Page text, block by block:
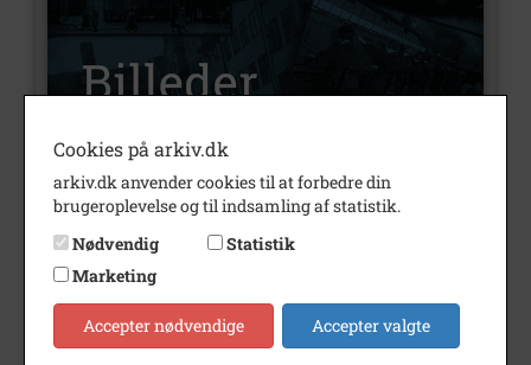
Nummer
B2671
Type
Billeder
Beskrivelse
2 fotos, der viser bånd på
facader
Cookies på arkiv.dk
arkiv.dk anvender cookies til at forbedre din
brugeroplevelse og til indsamling af statistik.
Nødvendig
Statistik
Marketing
Accepter nødvendige Accepter valgte